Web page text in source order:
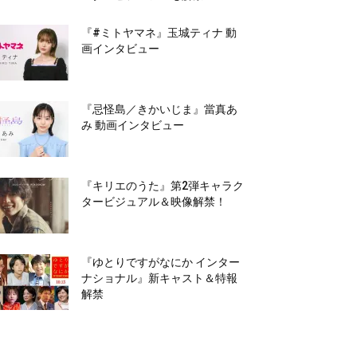
『#ミトヤマネ』玉城ティナ 動
画インタビュー
『忌怪島／きかいじま』當真あ
み 動画インタビュー
『キリエのうた』第2弾キャラク
タービジュアル＆映像解禁！
『ゆとりですがなにか インター
ナショナル』新キャスト＆特報
解禁